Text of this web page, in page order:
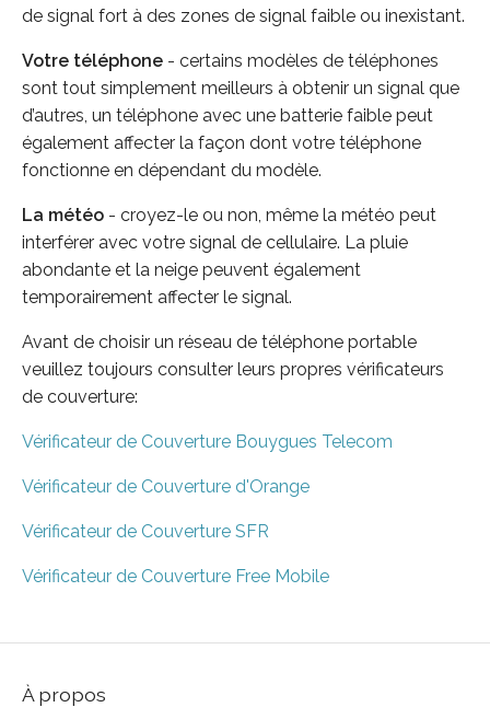
de signal fort à des zones de signal faible ou inexistant.
Votre téléphone - certains modèles de téléphones
sont tout simplement meilleurs à obtenir un signal que
d’autres, un téléphone avec une batterie faible peut
également affecter la façon dont votre téléphone
fonctionne en dépendant du modèle.
La météo - croyez-le ou non, même la météo peut
interférer avec votre signal de cellulaire. La pluie
abondante et la neige peuvent également
temporairement affecter le signal.
Avant de choisir un réseau de téléphone portable
veuillez toujours consulter leurs propres vérificateurs
de couverture:
Vérificateur de Couverture Bouygues Telecom
Vérificateur de Couverture d'Orange
Vérificateur de Couverture SFR
Vérificateur de Couverture Free Mobile
À propos